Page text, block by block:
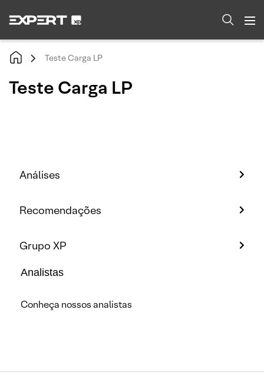
Teste Carga LP
Teste Carga LP
Análises
Recomendações
Grupo XP
Analistas
Conheça nossos analistas